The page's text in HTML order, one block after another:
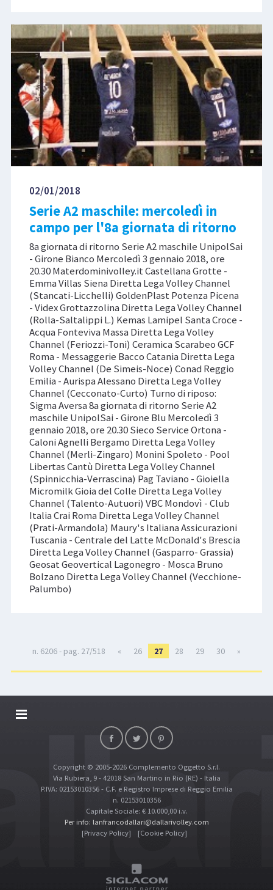
02/01/2018
Serie A2 maschile: mercoledì in
campo per l'8a giornata di ritorno
8a giornata di ritorno Serie A2 maschile UnipolSai
- Girone Bianco Mercoledì 3 gennaio 2018, ore
20.30 Materdominivolley.it Castellana Grotte -
Emma Villas Siena Diretta Lega Volley Channel
(Stancati-Licchelli) GoldenPlast Potenza Picena
- Videx Grottazzolina Diretta Lega Volley Channel
(Rolla-Saltalippi L.) Kemas Lamipel Santa Croce -
Acqua Fonteviva Massa Diretta Lega Volley
Channel (Feriozzi-Toni) Ceramica Scarabeo GCF
Roma - Messaggerie Bacco Catania Diretta Lega
Volley Channel (De Simeis-Noce) Conad Reggio
Emilia - Aurispa Alessano Diretta Lega Volley
Channel (Cecconato-Curto) Turno di riposo:
Sigma Aversa 8a giornata di ritorno Serie A2
maschile UnipolSai - Girone Blu Mercoledì 3
gennaio 2018, ore 20.30 Sieco Service Ortona -
Caloni Agnelli Bergamo Diretta Lega Volley
Channel (Merli-Zingaro) Monini Spoleto - Pool
Libertas Cantù Diretta Lega Volley Channel
(Spinnicchia-Verrascina) Pag Taviano - Gioiella
Micromilk Gioia del Colle Diretta Lega Volley
Channel (Talento-Autuori) VBC Mondovì - Club
Italia Crai Roma Diretta Lega Volley Channel
(Prati-Armandola) Maury's Italiana Assicurazioni
Tuscania - Centrale del Latte McDonald's Brescia
Diretta Lega Volley Channel (Gasparro- Grassia)
Geosat Geovertical Lagonegro - Mosca Bruno
Bolzano Diretta Lega Volley Channel (Vecchione-
Palumbo)
n. 6206 - pag. 27/518 « 26 27 28 29 30 »
DALLARIVOLLEY SOSTIENE
TOP RICERCHE
SITE MAP
Copyright © 2005-2026 Complemento Oggetto S.r.l.
Via Rubiera, 9 - 42018 San Martino in Rio (RE) - Italia
P.IVA: 02153010356 - C.F. e Registro Imprese di Reggio Emilia
n. 02153010356
Capitale Sociale: € 10.000,00 i.v.
Per info: lanfrancodallari@dallarivolley.com
[Privacy Policy]
[Cookie Policy]